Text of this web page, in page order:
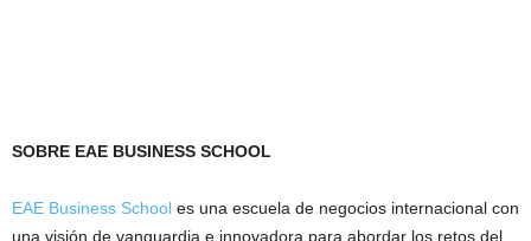
SOBRE EAE BUSINESS SCHOOL
EAE Business School es una escuela de negocios internacional con
una visión de vanguardia e innovadora para abordar los retos del